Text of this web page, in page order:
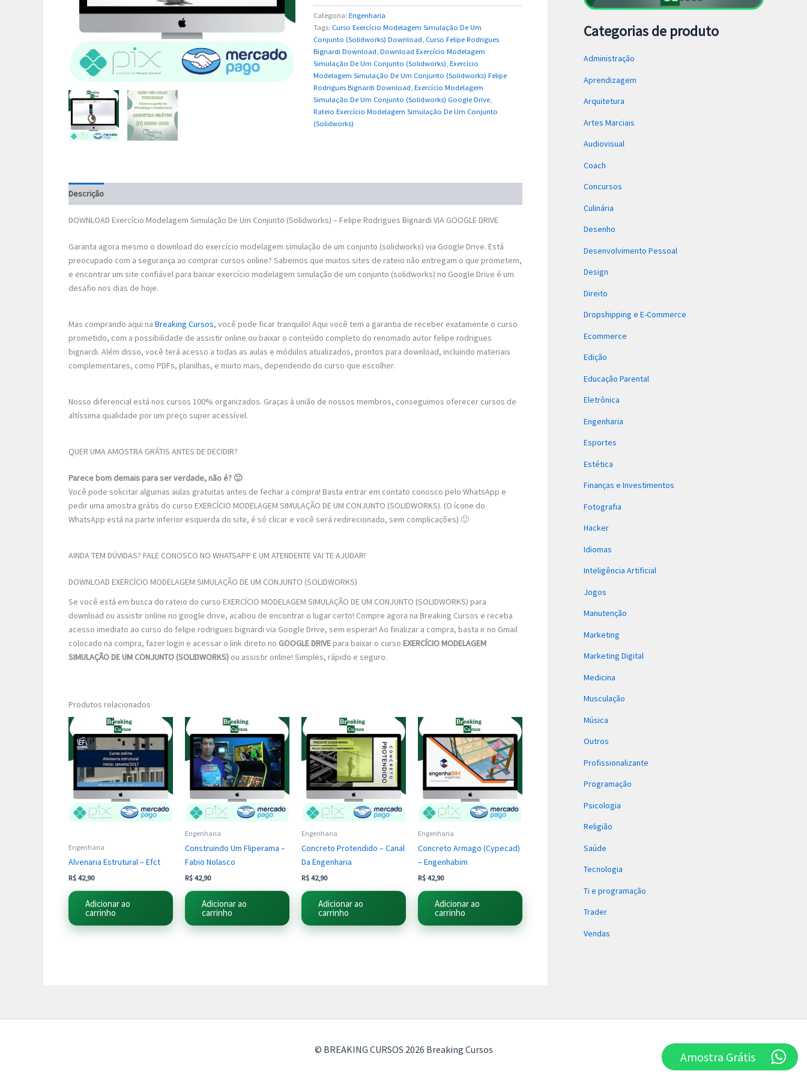
Categoria:Engenharia
Tags: Curso Exercício Modelagem Simulação De Um
Conjunto (Solidworks) Download, Curso Felipe Rodrigues
Bignardi Download,Download Exercício Modelagem
Simulação De Um Conjunto (Solidworks),Exercício
Modelagem Simulação De Um Conjunto (Solidworks) Felipe
Rodrigues Bignardi Download,Exercício Modelagem
Simulação De Um Conjunto (Solidworks) Google Drive,
Rateio Exercício Modelagem Simulação De Um Conjunto
(Solidworks)
Descrição
DOWNLOAD Exercício Modelagem Simulação De Um Conjunto (Solidworks) – Felipe Rodrigues Bignardi VIA GOOGLE DRIVE
Garanta agora mesmo o download do exercício modelagem simulação de um conjunto (solidworks) via Google Drive. Está
preocupado com a segurança ao comprar cursos online? Sabemos que muitos sites de rateio não entregam o que prometem,
e encontrar um site confiável para baixar exercício modelagem simulação de um conjunto (solidworks) no Google Drive é um
desafio nos dias de hoje.
Mas comprando aqui na Breaking Cursos, você pode ficar tranquilo! Aqui você tem a garantia de receber exatamente o curso
prometido, com a possibilidade de assistir online ou baixar o conteúdo completo do renomado autor felipe rodrigues
bignardi. Além disso, você terá acesso a todas as aulas e módulos atualizados, prontos para download, incluindo materiais
complementares, como PDFs, planilhas, e muito mais, dependendo do curso que escolher.
Nosso diferencial está nos cursos 100% organizados. Graças à união de nossos membros, conseguimos oferecer cursos de
altíssima qualidade por um preço super acessível.
QUER UMA AMOSTRA GRÁTIS ANTES DE DECIDIR?
Parece bom demais para ser verdade, não é? 🙂
Você pode solicitar algumas aulas gratuitas antes de fechar a compra! Basta entrar em contato conosco pelo WhatsApp e
pedir uma amostra grátis do curso EXERCÍCIO MODELAGEM SIMULAÇÃO DE UM CONJUNTO (SOLIDWORKS). (O ícone do
WhatsApp está na parte inferior esquerda do site, é só clicar e você será redirecionado, sem complicações) 🙂
AINDA TEM DÚVIDAS? FALE CONOSCO NO WHATSAPP E UM ATENDENTE VAI TE AJUDAR!
DOWNLOAD EXERCÍCIO MODELAGEM SIMULAÇÃO DE UM CONJUNTO (SOLIDWORKS)
Se você está em busca do rateio do curso EXERCÍCIO MODELAGEM SIMULAÇÃO DE UM CONJUNTO (SOLIDWORKS) para
download ou assistir online no google drive, acabou de encontrar o lugar certo! Compre agora na Breaking Cursos e receba
acesso imediato ao curso do felipe rodrigues bignardi via Google Drive, sem esperar! Ao finalizar a compra, basta ir no Gmail
colocado na compra, fazer login e acessar o link direto no GOOGLE DRIVEpara baixar o curso EXERCÍCIO MODELAGEM
SIMULAÇÃO DE UM CONJUNTO (SOLIDWORKS) ou assistir online! Simples, rápido e seguro.
Produtos relacionados
Engenharia
Alvenaria Estrutural – Efct
R$ 42,90
Adicionar ao
carrinho
Engenharia
Construindo Um Fliperama –
Fabio Nolasco
R$ 42,90
Adicionar ao
carrinho
Engenharia
Concreto Protendido – Canal
Da Engenharia
R$ 42,90
Adicionar ao
carrinho
Engenharia
Concreto Armago (Cypecad)
– Engenhabim
R$ 42,90
Adicionar ao
carrinho
Categorias de produto
Administração
Aprendizagem
Arquitetura
Artes Marciais
Audiovisual
Coach
Concursos
Culinária
Desenho
Desenvolvimento Pessoal
Design
Direito
Dropshipping e E-Commerce
Ecommerce
Edição
Educação Parental
Eletrônica
Engenharia
Esportes
Estética
Finanças e Investimentos
Fotografia
Hacker
Idiomas
Inteligência Artificial
Jogos
Manutenção
Marketing
Marketing Digital
Medicina
Musculação
Música
Outros
Profissionalizante
Programação
Psicologia
Religião
Saúde
Tecnologia
Ti e programação
Trader
Vendas
© BREAKING CURSOS 2026 Breaking Cursos Amostra Grátis